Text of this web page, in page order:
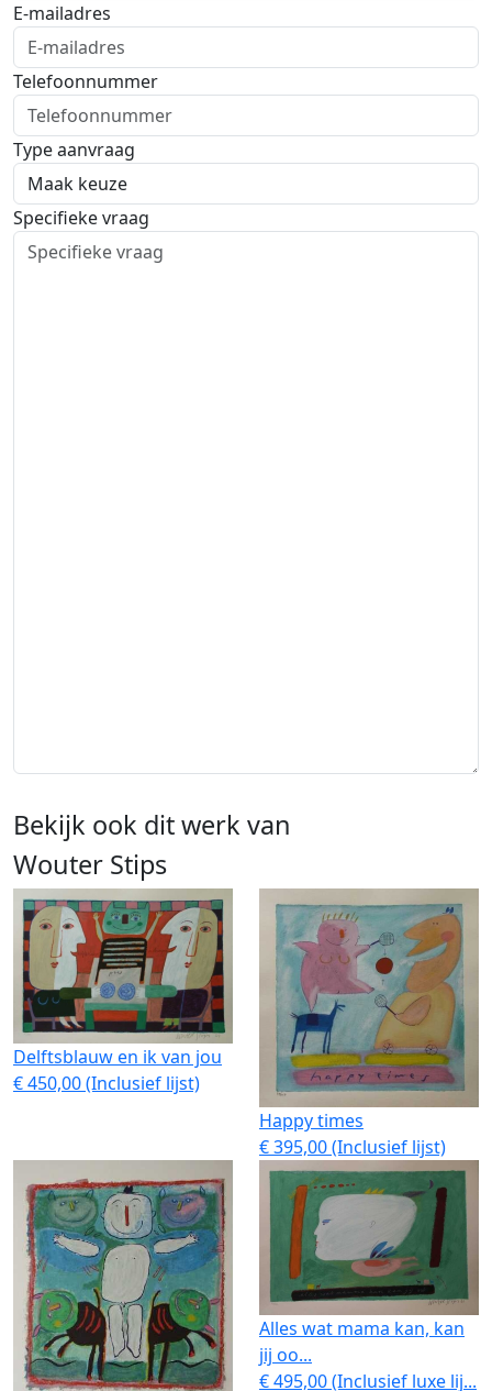
E-mailadres
Telefoonnummer
Type aanvraag
Specifieke vraag
Bekijk ook dit werk van
Wouter Stips
Delftsblauw en ik van jou
€ 450,00 (Inclusief lijst)
Happy times
€ 395,00 (Inclusief lijst)
Alles wat mama kan, kan
jij oo...
€ 495,00 (Inclusief luxe lij...